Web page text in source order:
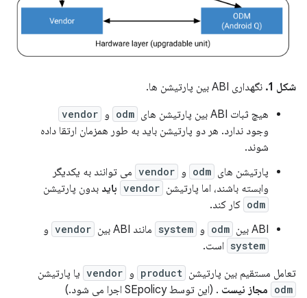
شکل 1.
نگهداری ABI بین پارتیشن ها.
هیچ ثبات ABI بین پارتیشن های
odm و vendor
وجود ندارد. هر دو پارتیشن باید به طور همزمان ارتقا داده
شوند.
پارتیشن های odm و vendor می توانند به یکدیگر
وابسته باشند، اما پارتیشن vendor باید بدون پارتیشن
odm کار کند.
ABI بین
odm و system مانند ABI بین vendor و
system است.
تعامل مستقیم بین پارتیشن product و vendor یا پارتیشن
odm مجاز نیست . (این توسط SEpolicy اجرا می شود.)